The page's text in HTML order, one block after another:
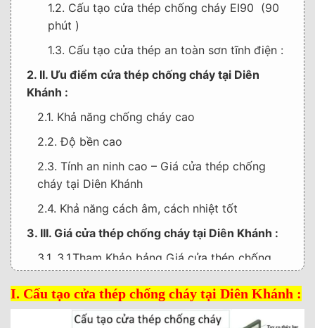
1.2. Cấu tạo cửa thép chống cháy EI90 (90
phút )
1.3. Cấu tạo cửa thép an toàn sơn tĩnh điện :
2. II. Ưu điểm cửa thép chống cháy tại Diên
Khánh :
2.1. Khả năng chống cháy cao
2.2. Độ bền cao
2.3. Tính an ninh cao – Giá cửa thép chống
cháy tại Diên Khánh
2.4. Khả năng cách âm, cách nhiệt tốt
3. III. Giá cửa thép chống cháy tại Diên Khánh :
3.1. 3.1.Tham Khảo bảng Giá cửa thép chống
cháy tại Diên Khánh 70P (1 cánh )
3.2. Bảng giá cấp giấy kiểm định cửa thép
chống cháy tại Diên Khánh :
I. Cấu tạo cửa thép chống cháy tại Diên Khánh :